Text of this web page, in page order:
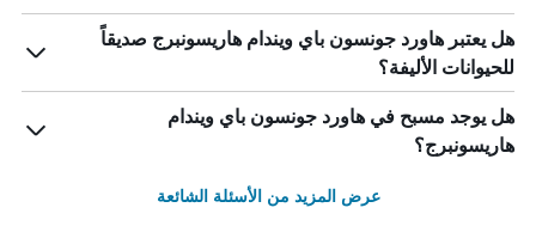
هل يعتبر هاورد جونسون باي ويندام هاريسونبرج صديقاً
للحيوانات الأليفة؟
هل يوجد مسبح في هاورد جونسون باي ويندام
هاريسونبرج؟
عرض المزيد من الأسئلة الشائعة